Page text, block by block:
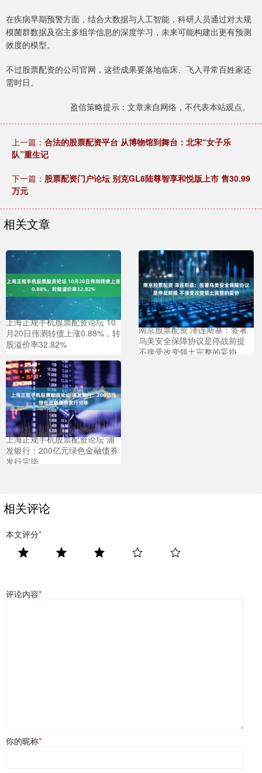
在疾病早期预警方面，结合大数据与人工智能，科研人员通过对大规
模菌群数据及宿主多组学信息的深度学习，未来可能构建出更有预测
效度的模型。
不过股票配资的公司官网，这些成果要落地临床、飞入寻常百姓家还
需时日。
盈信策略提示：文章来自网络，不代表本站观点。
上一篇： 合法的股票配资平台 从博物馆到舞台：北宋“女子乐
队”重生记
下一篇： 股票配资门户论坛 别克GL8陆尊智享和悦版上市 售30.99
万元
相关文章
上海正规手机股票配资论坛 10
月20日伟测转债上涨0.88%，转
股溢价率32.82%
南京股票配资 泽连斯基：签署
乌美安全保障协议是停战前提
不接受改变领土完整的妥协
上海正规手机股票配资论坛 浦
发银行：200亿元绿色金融债券
发行完毕
相关评论
本文评分*
评论内容*
你的昵称*